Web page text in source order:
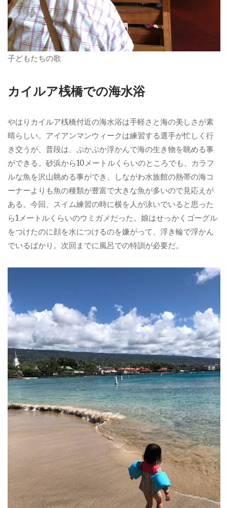
子どもたちの歌
カイルア桟橋での海水浴
やはりカイルア桟橋付近の海水浴は手軽さと海の美しさが素
晴らしい。アイアンマンウィークは練習する選手が忙しく行
き交うが、普段は、ぷかぷか浮かんで海の生き物を眺める事
ができる。砂浜から10メートルくらいのところでも、カラフ
ルな魚を沢山眺める事ができ、しながわ水族館の熱帯の海コ
ーナーよりも魚の種類が豊富で大きな魚が多いので見応えが
ある。今回、スイム練習の時に横を人が泳いでいると思った
ら1メートルくらいのウミガメだった。娘はせっかくゴーグル
をつけたのに顔を水につけるのを嫌がって、浮き輪で浮かん
でいるばかり。次回までに風呂での特訓が必要だ。